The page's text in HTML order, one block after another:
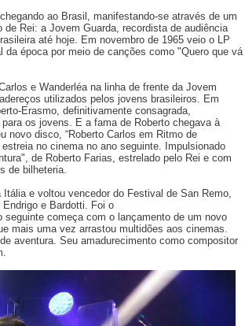
ao Brasil, manifestando-se através de um
Rei: a Jovem Guarda, recordista de audiência
até hoje. Em novembro de 1965 veio o LP
da época por meio de canções como "Quero que vá
e Wanderléa na linha de frente da Jovem
utilizados pelos jovens brasileiros. Em
Erasmo, definitivamente consagrada,
os jovens. E a fama de Roberto chegava à
novo disco, “Roberto Carlos em Ritmo de
no cinema no ano seguinte. Impulsionado
de Roberto Farias, estrelado pelo Rei e com
de bilheteria.
e voltou vencedor do Festival de San Remo,
e Bardotti. Foi o
começa com o lançamento de um novo
mais uma vez arrastou multidões aos cinemas.
aventura. Seu amadurecimento como compositor